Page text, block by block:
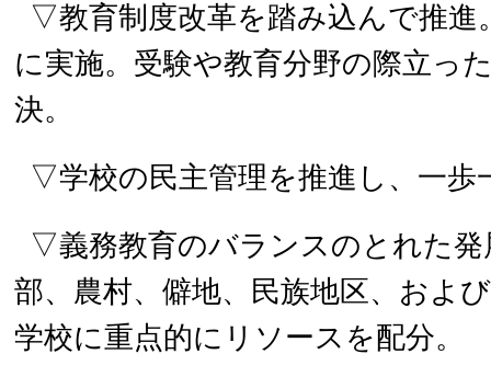
▽教育制度改革を踏み込んで推進
に実施。受験や教育分野の際立っ
決。
▽学校の民主管理を推進し、一歩
▽義務教育のバランスのとれた発
部、農村、僻地、民族地区、およ
学校に重点的にリソースを配分。